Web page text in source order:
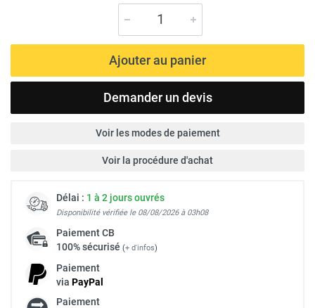
Ajouter au panier
Demander un devis
Voir les modes de paiement
Voir la procédure d'achat
Délai : 1 à 2 jours ouvrés
Disponibilité vérifiée le 08/08/2026 à 03h08
PaiementCB
100% sécurisé (+ d'infos)
Paiement
via PayPal
Paiement